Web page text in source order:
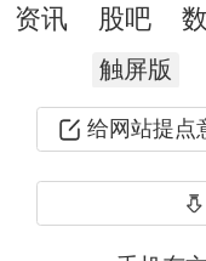
资金面方面
期上行
资讯 股吧
触屏版
给网站提点